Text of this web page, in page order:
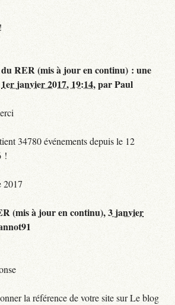
RER (mis à jour en continu) : une
1er janvier 2017, 19:14,parPaul
34780 événements depuis le 12
!
2017
(mis à jour en continu),3 janvier
la référence de votre site sur Le blog